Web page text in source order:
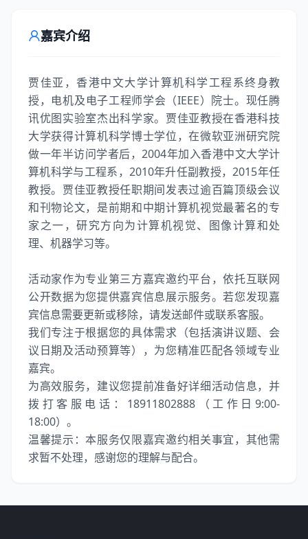
嘉宾介绍
贾佳亚，香港中文大学计算机科学工程系终身教
授，电机及电子工程师学会（IEEE）院士。现任腾
讯优图实验室杰出科学家。贾佳亚教授在香港科技
大学获得计算机科学博士学位，在微软亚洲研究院
做一年半访问学者后，2004年加入香港中文大学计
算机科学与工程系，2010年升任副教授，2015年任
教授。贾佳亚教授任职期间发表过逾百篇顶级会议
和刊物论文，是前期和中期计算机视觉最著名的专
家之一，研究方向为计算机视觉、图像计算和处
理、机器学习等。
活动家作为专业第三方嘉宾邀约平台，依托互联网
公开数据为您提供嘉宾信息展示服务。若您发现嘉
宾信息需要更新或移除，请发送邮件或联系客服。
我们专注于根据您的具体需求（包括演讲议题、会
议日期及活动预算等），为您精准匹配各领域专业
嘉宾。
为高效服务，建议您提前准备好详细活动信息，并
拨打客服电话：18911802888（工作日9:00-
18:00）。
温馨提示：本服务仅限嘉宾邀约相关事宜，其他需
求暂不处理，感谢您的理解与配合。